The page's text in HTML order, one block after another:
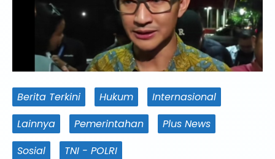
Berita Terkini Hukum
Internasional
Lainnya
Pemerintahan
Plus News
Sosial
TNI - POLRI